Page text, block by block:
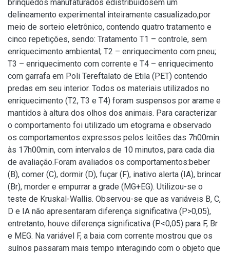
brinquedos manufaturados edistribuídosem um
delineamento experimental inteiramente casualizado,por
meio de sorteio eletrônico, contendo quatro tratamento e
cinco repetições, sendo: Tratamento T1 – controle, sem
enriquecimento ambiental; T2 – enriquecimento com pneu;
T3 – enriquecimento com corrente e T4 – enriquecimento
com garrafa em Poli Tereftalato de Etila (PET) contendo
predas em seu interior. Todos os materiais utilizados no
enriquecimento (T2, T3 e T4) foram suspensos por arame e
mantidos à altura dos olhos dos animais. Para caracterizar
o comportamento foi utilizado um etograma e observado
os comportamentos expressos pelos leitões das 7h00min.
às 17h00min, com intervalos de 10 minutos, para cada dia
de avaliação.Foram avaliados os comportamentos:beber
(B), comer (C), dormir (D), fuçar (F), inativo alerta (IA), brincar
(Br), morder e empurrar a grade (MG+EG). Utilizou-se o
teste de Kruskal-Wallis. Observou-se que as variáveis B, C,
D e IA não apresentaram diferença significativa (P>0,05),
entretanto, houve diferença significativa (P<0,05) para F, Br
e MEG. Na variável F, a baia com corrente mostrou que os
suínos passaram mais tempo interagindo com o objeto que